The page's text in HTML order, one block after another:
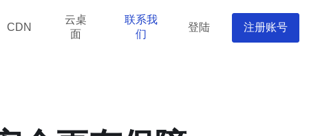
CDN
云桌
面
联系我
们
登陆 注册账号